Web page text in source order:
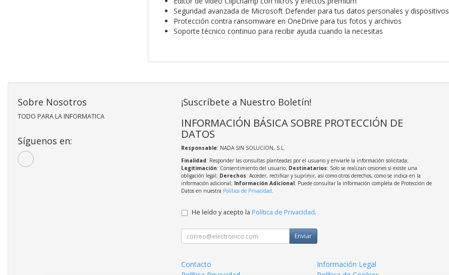
Seguridad avanzada de Microsoft Defender para tus datos personales y dispositivos
Protección contra ransomware en OneDrive para tus fotos y archivos
Soporte técnico continuo para recibir ayuda cuando la necesitas
Sobre Nosotros
TODO PARA LA INFORMATICA
Síguenos en:
¡Suscríbete a Nuestro Boletín!
INFORMACIÓN BÁSICA SOBRE PROTECCIÓN DE
DATOS
Responsable: NADA SIN SOLUCION, S.L.
Finalidad: Responder las consultas planteadas por el usuario y enviarle la información solicitada;
Legitimación: Consentimiento del usuario; Destinatarios: Solo se realizan cesiones si existe una
obligación legal; Derechos: Acceder, rectificar y suprimir, así como otros derechos, como se indica en la
información adicional; Información Adicional: Puede consultar la información completa de Protección de
Datos en nuestra Política de Privacidad.
He leído y acepto la Política de Privacidad.
Enviar
Contacto
Información Legal